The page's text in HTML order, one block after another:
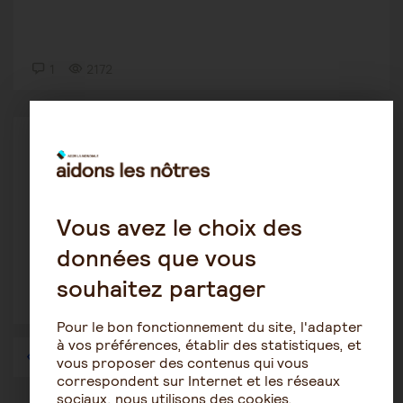
Veronique73
8 août 2020 11:28
aidant
1 … 42 43 44 45 46 47 48 …
Vous avez le choix des
données que vous
souhaitez partager
Pour le bon fonctionnement du site, l'adapter
à vos préférences, établir des statistiques, et
vous proposer des contenus qui vous
correspondent sur Internet et les réseaux
sociaux, nous utilisons des cookies.